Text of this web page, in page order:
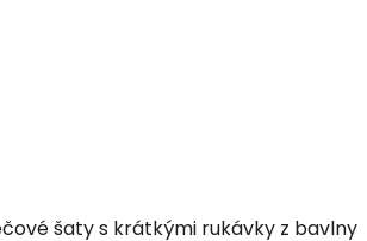
šaty s krátkými rukávky z bavlny